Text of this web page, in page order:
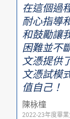
在這個過
耐心指導
和鼓勵讓
困難並不
文憑提供
文憑試模
值自己！
陳栐橦
2022-23年度畢業